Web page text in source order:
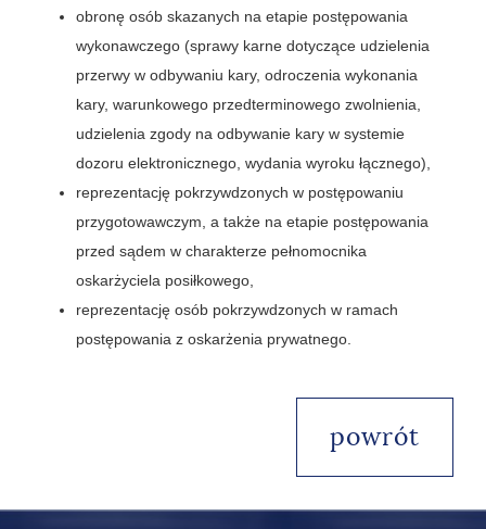
obronę osób skazanych na etapie postępowania
wykonawczego (sprawy karne dotyczące udzielenia
przerwy w odbywaniu kary, odroczenia wykonania
kary, warunkowego przedterminowego zwolnienia,
udzielenia zgody na odbywanie kary w systemie
dozoru elektronicznego, wydania wyroku łącznego),
reprezentację pokrzywdzonych w postępowaniu
przygotowawczym, a także na etapie postępowania
przed sądem w charakterze pełnomocnika
oskarżyciela posiłkowego,
reprezentację osób pokrzywdzonych w ramach
postępowania z oskarżenia prywatnego.
powrót